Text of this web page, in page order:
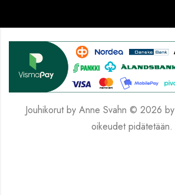
Jouhikorut by Anne Svahn © 2026 by
oikeudet pidätetään.